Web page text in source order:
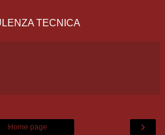
TECNICA
›
Home page